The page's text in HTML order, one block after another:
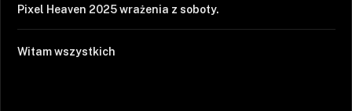
Pixel Heaven 2025 wrażenia z soboty.
Witam wszystkich